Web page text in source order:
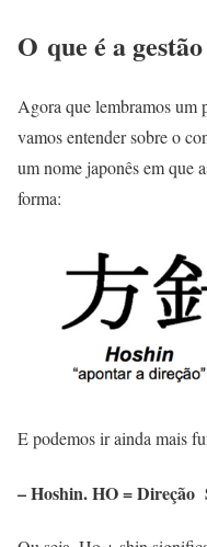
O que é a
Agora que lembramos um
vamos entender sobre o
um nome japonês em que
forma:
E podemos ir ainda mais
– Hoshin. HO =